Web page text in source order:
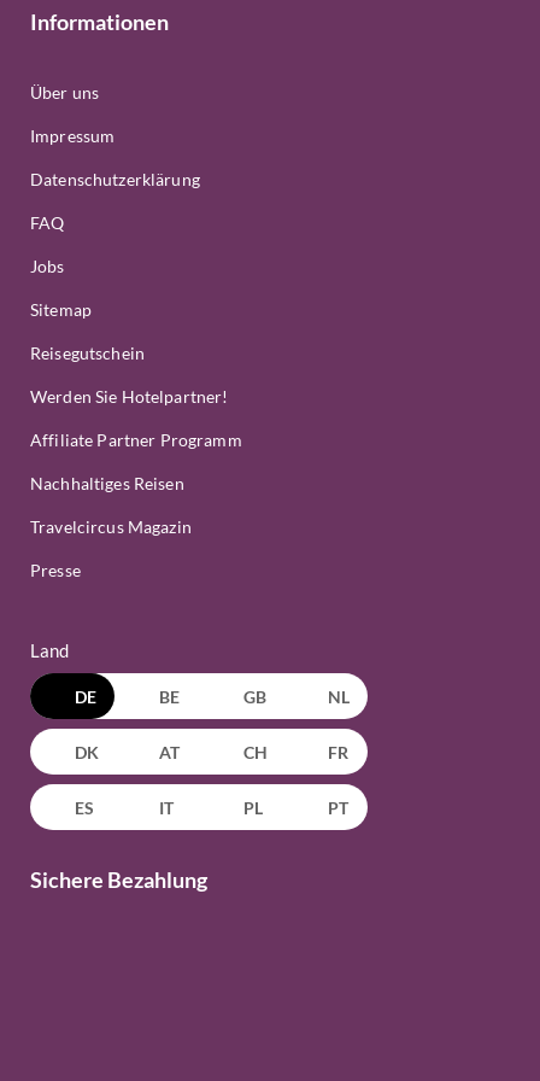
Informationen
Über uns
Impressum
Datenschutzerklärung
FAQ
Jobs
Sitemap
Reisegutschein
Werden Sie Hotelpartner!
Affiliate Partner Programm
Nachhaltiges Reisen
Travelcircus Magazin
Presse
Land
DE BE GB NL
DK AT CH FR
ES IT PL PT
Sichere Bezahlung